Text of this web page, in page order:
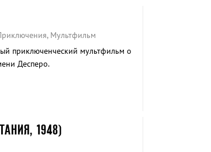
Мультфильм
приключенческий мультфильм о
Десперо.
1948)